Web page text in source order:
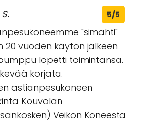
5/5
"simahti"
20 vuoden käytön jälkeen.
lopetti toimintansa.
korjata.
astianpesukoneen
Kouvolan
Veikon Koneesta